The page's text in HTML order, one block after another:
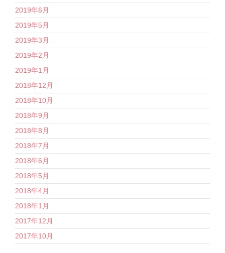
2019年6月
2019年5月
2019年3月
2019年2月
2019年1月
2018年12月
2018年10月
2018年9月
2018年8月
2018年7月
2018年6月
2018年5月
2018年4月
2018年1月
2017年12月
2017年10月